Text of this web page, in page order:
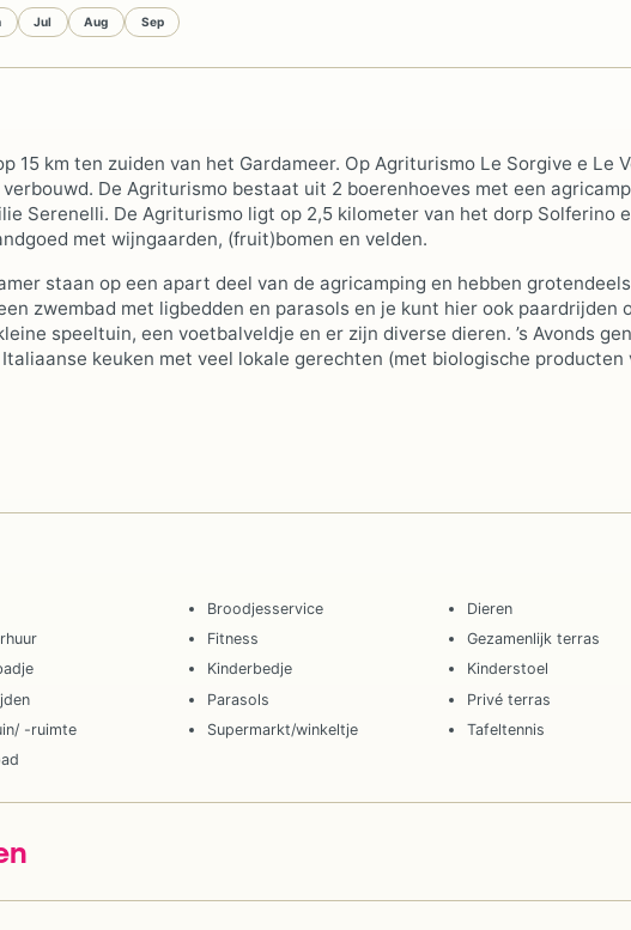
Jul Aug Sep
15 km ten zuiden van het Gardameer. Op Agriturismo Le Sorgive e Le
De Agriturismo bestaat uit 2 boerenhoeves met een
Serenelli. De Agriturismo ligt op 2,5 kilometer van het dorp Solferino
met wijngaarden, (fruit)bomen en velden.
staan op een apart deel van de agricamping en hebben
zwembad met ligbedden en parasols en je kunt hier ook paardrijden
speeltuin, een voetbalveldje en er zijn diverse dieren. ’s Avonds
keuken met veel lokale gerechten (met biologische producten
Broodjesservice
Dieren
Fitness
Gezamenlijk terras
Kinderbedje
Kinderstoel
Parasols
Privé terras
-ruimte Supermarkt/winkeltje
Tafeltennis